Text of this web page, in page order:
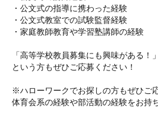
・公文式の指導に携わった経験
・公文式教室での試験監督経験
・家庭教師教育や学習塾講師の経験
「高等学校教員募集にも興味がある！」
という方もぜひご応募ください！
※ハローワークでお探しの方もぜひご
体育会系の経験や部活動の経験をお持